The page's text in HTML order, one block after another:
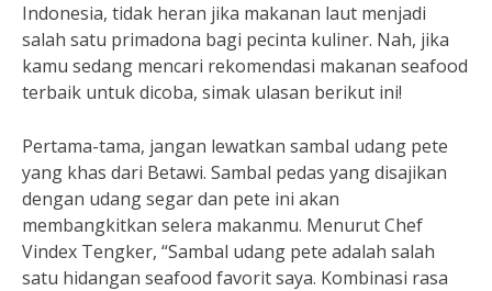
Indonesia, tidak heran jika makanan laut menjadi
salah satu primadona bagi pecinta kuliner. Nah, jika
kamu sedang mencari rekomendasi makanan seafood
terbaik untuk dicoba, simak ulasan berikut ini!
Pertama-tama, jangan lewatkan sambal udang pete
yang khas dari Betawi. Sambal pedas yang disajikan
dengan udang segar dan pete ini akan
membangkitkan selera makanmu. Menurut Chef
Vindex Tengker, “Sambal udang pete adalah salah
satu hidangan seafood favorit saya. Kombinasi rasa